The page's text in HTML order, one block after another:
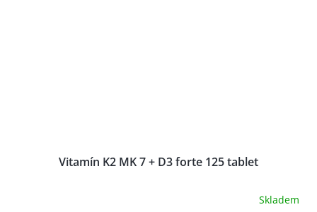
Vitamín K2 MK 7 + D3 forte 125 tablet
Skladem